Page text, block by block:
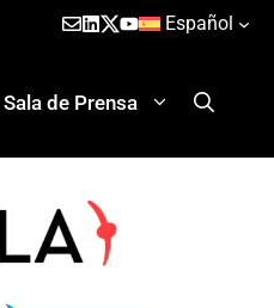
Español
Sala de Prensa